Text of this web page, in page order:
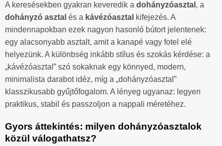
A keresésekben gyakran keveredik a dohányzóasztal , a
dohányzó asztal és a kávézóasztal kifejezés. A
mindennapokban ezek nagyon hasonló bútort jelentenek:
egy alacsonyabb asztalt, amit a kanapé vagy fotel elé
helyezünk. A különbség inkább stílus és szokás kérdése: a
„kávézóasztal” szó sokaknak egy könnyed, modern,
minimalista darabot idéz, míg a „dohányzóasztal”
klasszikusabb gyűjtőfogalom. A lényeg ugyanaz: legyen
praktikus, stabil és passzoljon a nappali méretéhez.
Gyors áttekintés: milyen dohányzóasztalok
közül válogathatsz?